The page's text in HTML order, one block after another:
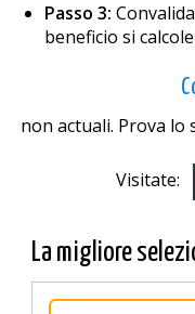
Passo 3:
beneficio si
non actuali. Prova lo
Visitate:
La migliore